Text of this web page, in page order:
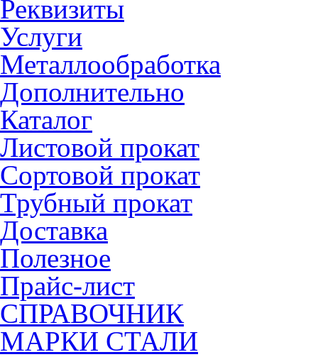
Реквизиты
Услуги
Металлообработка
Дополнительно
Каталог
Листовой прокат
Сортовой прокат
Трубный прокат
Доставка
Полезное
Прайс-лист
СПРАВОЧНИК
МАРКИ СТАЛИ